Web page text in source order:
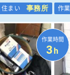
住まい 事務所 作
作業時間
3h